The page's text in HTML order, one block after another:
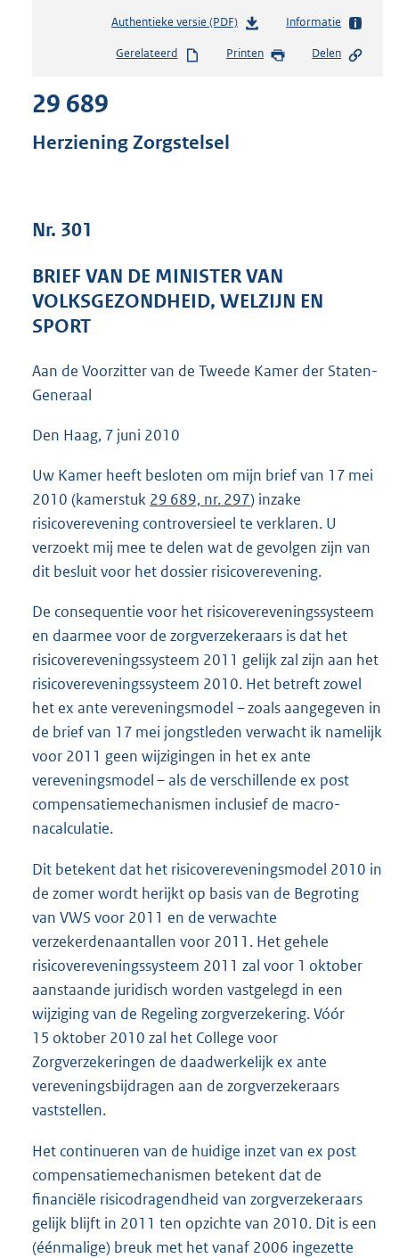
Authentieke versie (PDF)b
s
e
:
b
Informatie
Gerelateerd Printen Delen
29 689
Herziening Zorgstelsel
Nr. 301
BRIEF VAN DE MINISTER VAN
VOLKSGEZONDHEID, WELZIJN EN
SPORT
Aan de Voorzitter van de Tweede Kamer der Staten-
Generaal
Den Haag, 7 juni 2010
Uw Kamer heeft besloten om mijn brief van 17 mei
2010 (kamerstuk 29 689, nr. 297) inzake
risicoverevening controversieel te verklaren. U
verzoekt mij mee te delen wat de gevolgen zijn van
dit besluit voor het dossier risicoverevening.
De consequentie voor het risicovereveningssysteem
en daarmee voor de zorgverzekeraars is dat het
risicovereveningssysteem 2011 gelijk zal zijn aan het
risicovereveningssysteem 2010. Het betreft zowel
het ex ante vereveningsmodel – zoals aangegeven in
de brief van 17 mei jongstleden verwacht ik namelijk
voor 2011 geen wijzigingen in het ex ante
vereveningsmodel – als de verschillende ex post
compensatiemechanismen inclusief de macro-
nacalculatie.
Dit betekent dat het risicovereveningsmodel 2010 in
de zomer wordt herijkt op basis van de Begroting
van VWS voor 2011 en de verwachte
verzekerdenaantallen voor 2011. Het gehele
risicovereveningssysteem 2011 zal voor 1 oktober
aanstaande juridisch worden vastgelegd in een
wijziging van de Regeling zorgverzekering. Vóór
15 oktober 2010 zal het College voor
Zorgverzekeringen de daadwerkelijk ex ante
vereveningsbijdragen aan de zorgverzekeraars
vaststellen.
Het continueren van de huidige inzet van ex post
compensatiemechanismen betekent dat de
financiële risicodragendheid van zorgverzekeraars
gelijk blijft in 2011 ten opzichte van 2010. Dit is een
(éénmalige) breuk met het vanaf 2006 ingezette